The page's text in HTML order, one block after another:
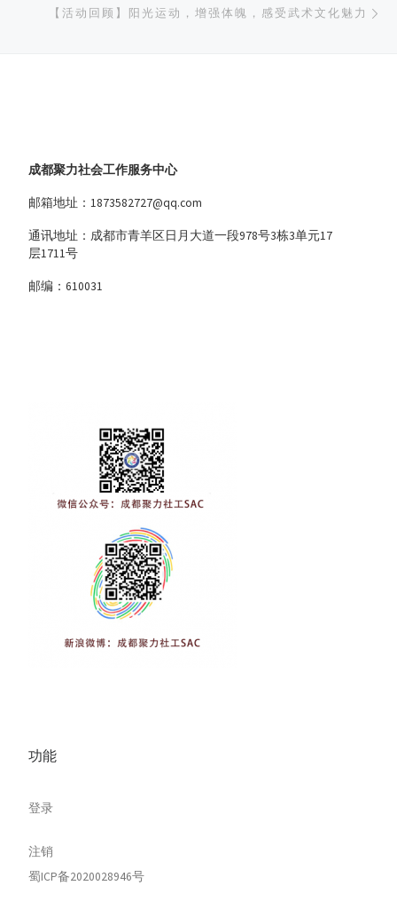
【活动回顾】阳光运动，增强体魄，感受武术文化魅力
成都聚力社会工作服务中心
邮箱地址：1873582727@qq.com
通讯地址：成都市青羊区日月大道一段978号3栋3单元17
层1711号
邮编：610031
功能
登录
注销
蜀ICP备2020028946号